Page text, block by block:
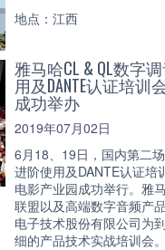
地点：江西
雅马哈CL & QL数字
用及DANTE认证培训
成功举办
2019年07月02日
6月18、19日，国内第二
进阶使用及DANTE认证培
电影产业园成功举行。雅
联盟以及高端数字音频产
电子技术股份有限公司为
细的产品技术实战培训会。